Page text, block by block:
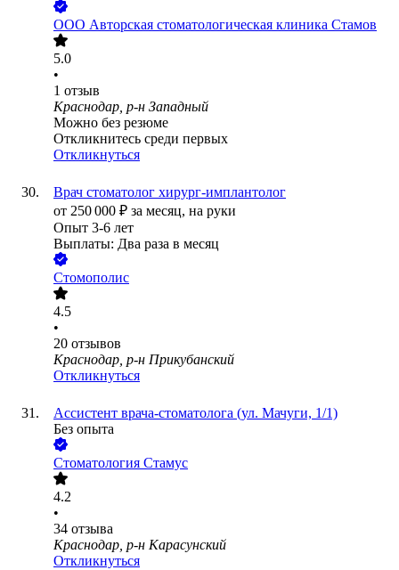
ООО Авторская стоматологическая клиника Стамов
5.0
•
1 отзыв
Краснодар, р-н Западный
Можно без резюме
Откликнитесь среди первых
Откликнуться
Врач стоматолог хирург-имплантолог
от 250 000 ₽ за месяц, на руки
Опыт 3-6 лет
Выплаты: Два раза в месяц
Стомополис
4.5
•
20 отзывов
Краснодар, р-н Прикубанский
Откликнуться
Ассистент врача-стоматолога (ул. Мачуги, 1/1)
Без опыта
Стоматология Стамус
4.2
•
34 отзыва
Краснодар, р-н Карасунский
Откликнуться